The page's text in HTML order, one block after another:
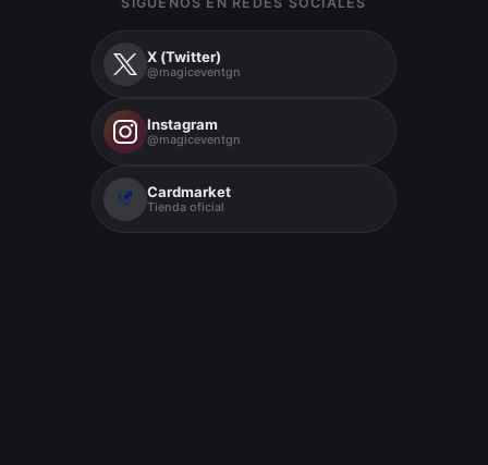
X (Twitter)
@magiceventgn
Instagram
@magiceventgn
Cardmarket
Tienda oficial